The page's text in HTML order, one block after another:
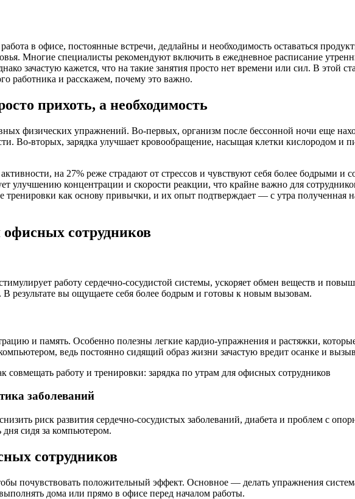
в офисе, постоянные встречи, дедлайны и необходимость оставаться
Многие специалисты рекомендуют включить в ежедневное расписание
зачастую кажется, что на такие занятия просто нет времени или сил. В этой
работника и расскажем, почему это важно.
прихоть, а необходимость
физических упражнений. Во-первых, организм после бессонной ночи еще
Во-вторых, зарядка улучшает кровообращение, насыщая клетки кислородом и
на 27% реже страдают от стрессов и чувствуют себя более бодрыми и
улучшению концентрации и скорости реакции, что крайне важно для
как основу привычки, и их опыт подтверждает — с утра полученная
сотрудников
работу сердечно-сосудистой системы, ускоряет обмен веществ и
В результате вы ощущаете себя более бодрым и готовы к новым вызовам.
и память. Особенно полезны легкие кардио-упражнения и растяжки,
ведь постоянно сидящий образ жизни зачастую вредит осанке и
заболеваний
риск развития сердечно-сосудистых заболеваний, диабета и проблем с
сидя за компьютером.
сотрудников
почувствовать положительный эффект. Основное — делать упражнения
дома или прямо в офисе перед началом работы.